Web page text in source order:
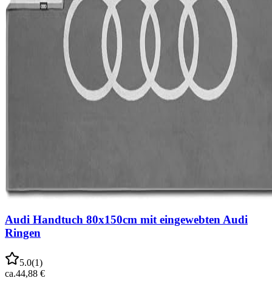
Audi Handtuch 80x150cm mit eingewebten Audi
Ringen
5.0(1)
ca.44,88 €